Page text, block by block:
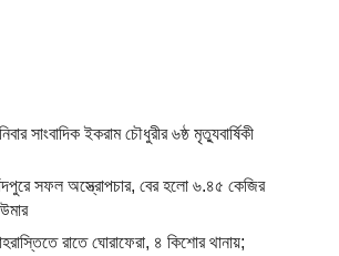
সাংবাদিক ইকরাম চৌধুরীর ৬ষ্ঠ মৃত্যুবার্ষিকী
সফল অস্ত্রোপচার, বের হলো ৬.৪৫ কেজির
রাতে ঘোরাফেরা, ৪ কিশোর থানায়;